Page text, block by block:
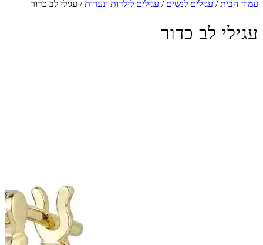
עמוד הבית/ עגילים לנשים / עגילים לילדות ונערות/ עגילי לב כדור
עגילי לב כדור